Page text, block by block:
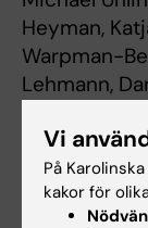
Heyman,
Warpman-
Lehmann,
Torsten
Nature
2017, doi:
Vi
På
kakor för